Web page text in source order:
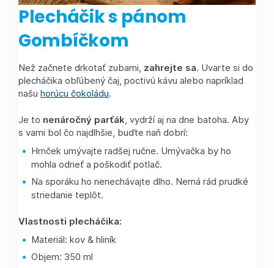
Plecháčik s pánom
Gombíčkom
Než začnete drkotať zubami, zahrejte sa. Uvarte si do
plecháčika obľúbený čaj, poctivú kávu alebo napríklad
našu horúcu čokoládu.
Je to nenáročný parťák, vydrží aj na dne batoha. Aby
s vami bol čo najdlhšie, buďte naň dobrí:
Hrnček umývajte radšej ručne. Umývačka by ho
mohla odrieť a poškodiť potlač.
Na sporáku ho nenechávajte dlho. Nemá rád prudké
striedanie teplôt.
Vlastnosti plecháčika:
Materiál: kov & hliník
Objem: 350 ml